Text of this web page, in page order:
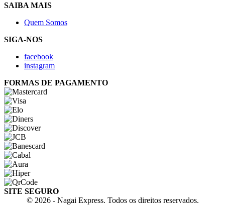
SAIBA MAIS
Quem Somos
SIGA-NOS
facebook
instagram
FORMAS DE PAGAMENTO
SITE SEGURO
© 2026 - Nagai Express. Todos os direitos reservados.